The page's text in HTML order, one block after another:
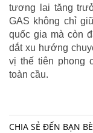
tương lai tăng
GAS không chỉ
quốc gia mà còn
dắt xu hướng
vị thế tiên phong
toàn cầu.
CHIA SẺ ĐẾN BẠN